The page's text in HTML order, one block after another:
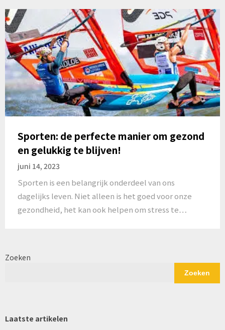
Sporten: de perfecte manier om gezond
en gelukkig te blijven!
juni 14, 2023
Sporten is een belangrijk onderdeel van ons
dagelijks leven. Niet alleen is het goed voor onze
gezondheid, het kan ook helpen om stress te…
Zoeken
Zoeken
Laatste artikelen